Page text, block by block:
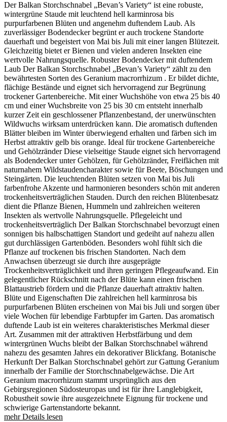
Der Balkan Storchschnabel „Bevan’s Variety“ ist eine robuste,
wintergrüne Staude mit leuchtend hell karminrosa bis
purpurfarbenen Blüten und angenehm duftendem Laub. Als
zuverlässiger Bodendecker begrünt er auch trockene Standorte
dauerhaft und begeistert von Mai bis Juli mit einer langen Blütezeit.
Gleichzeitig bietet er Bienen und vielen anderen Insekten eine
wertvolle Nahrungsquelle. Robuster Bodendecker mit duftendem
Laub Der Balkan Storchschnabel „Bevan’s Variety“ zählt zu den
bewährtesten Sorten des Geranium macrorrhizum . Er bildet dichte,
flächige Bestände und eignet sich hervorragend zur Begrünung
trockener Gartenbereiche. Mit einer Wuchshöhe von etwa 25 bis 40
cm und einer Wuchsbreite von 25 bis 30 cm entsteht innerhalb
kurzer Zeit ein geschlossener Pflanzenbestand, der unerwünschten
Wildwuchs wirksam unterdrücken kann. Die aromatisch duftenden
Blätter bleiben im Winter überwiegend erhalten und färben sich im
Herbst attraktiv gelb bis orange. Ideal für trockene Gartenbereiche
und Gehölzränder Diese vielseitige Staude eignet sich hervorragend
als Bodendecker unter Gehölzen, für Gehölzränder, Freiflächen mit
naturnahem Wildstaudencharakter sowie für Beete, Böschungen und
Steingärten. Die leuchtenden Blüten setzen von Mai bis Juli
farbenfrohe Akzente und harmonieren besonders schön mit anderen
trockenheitsverträglichen Stauden. Durch den reichen Blütenbesatz
dient die Pflanze Bienen, Hummeln und zahlreichen weiteren
Insekten als wertvolle Nahrungsquelle. Pflegeleicht und
trockenheitsverträglich Der Balkan Storchschnabel bevorzugt einen
sonnigen bis halbschattigen Standort und gedeiht auf nahezu allen
gut durchlässigen Gartenböden. Besonders wohl fühlt sich die
Pflanze auf trockenen bis frischen Standorten. Nach dem
Anwachsen überzeugt sie durch ihre ausgeprägte
Trockenheitsverträglichkeit und ihren geringen Pflegeaufwand. Ein
gelegentlicher Rückschnitt nach der Blüte kann einen frischen
Blattaustrieb fördern und die Pflanze dauerhaft attraktiv halten.
Blüte und Eigenschaften Die zahlreichen hell karminrosa bis
purpurfarbenen Blüten erscheinen von Mai bis Juli und sorgen über
viele Wochen für lebendige Farbtupfer im Garten. Das aromatisch
duftende Laub ist ein weiteres charakteristisches Merkmal dieser
Art. Zusammen mit der attraktiven Herbstfärbung und dem
wintergrünen Wuchs bleibt der Balkan Storchschnabel während
nahezu des gesamten Jahres ein dekorativer Blickfang. Botanische
Herkunft Der Balkan Storchschnabel gehört zur Gattung Geranium
innerhalb der Familie der Storchschnabelgewächse. Die Art
Geranium macrorrhizum stammt ursprünglich aus den
Gebirgsregionen Südosteuropas und ist für ihre Langlebigkeit,
Robustheit sowie ihre ausgezeichnete Eignung für trockene und
schwierige Gartenstandorte bekannt.
mehr Details lesen